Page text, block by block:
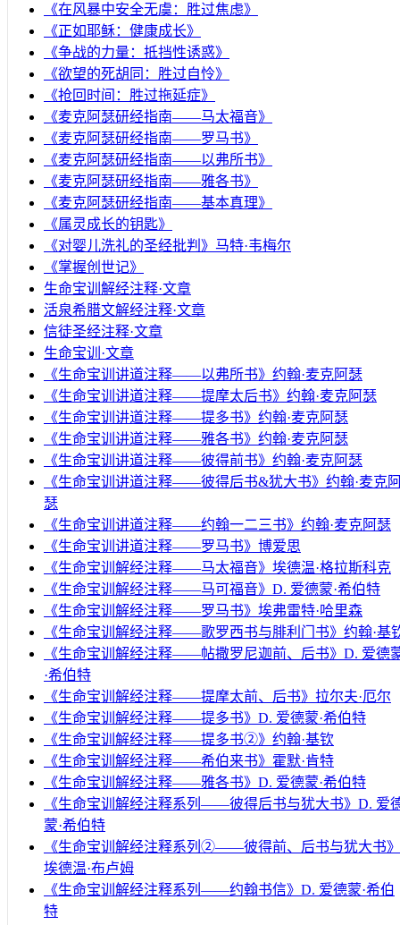
《在风暴中安全无虞：胜过焦虑》
《正如耶稣：健康成长》
《争战的力量：抵挡性诱惑》
《欲望的死胡同：胜过自怜》
《抢回时间：胜过拖延症》
《麦克阿瑟研经指南——马太福音》
《麦克阿瑟研经指南——罗马书》
《麦克阿瑟研经指南——以弗所书》
《麦克阿瑟研经指南——雅各书》
《麦克阿瑟研经指南——基本真理》
《属灵成长的钥匙》
《对婴儿洗礼的圣经批判》马特·韦梅尔
《掌握创世记》
生命宝训解经注释·文章
活泉希腊文解经注释·文章
信徒圣经注释·文章
生命宝训·文章
《生命宝训讲道注释——以弗所书》约翰·麦克阿瑟
《生命宝训讲道注释——提摩太后书》约翰·麦克阿瑟
《生命宝训讲道注释——提多书》约翰·麦克阿瑟
《生命宝训讲道注释——雅各书》约翰·麦克阿瑟
《生命宝训讲道注释——彼得前书》约翰·麦克阿瑟
《生命宝训讲道注释——彼得后书&犹大书》约翰·麦克
瑟
《生命宝训讲道注释——约翰一二三书》约翰·麦克阿瑟
《生命宝训讲道注释——罗马书》博爱思
《生命宝训解经注释——马太福音》埃德温·格拉斯科克
《生命宝训解经注释——马可福音》D. 爱德蒙·希伯特
《生命宝训解经注释——罗马书》埃弗雷特·哈里森
《生命宝训解经注释——歌罗西书与腓利门书》约翰·基
《生命宝训解经注释——帖撒罗尼迦前、后书》D. 爱德
·希伯特
《生命宝训解经注释——提摩太前、后书》拉尔夫·厄尔
《生命宝训解经注释——提多书》D. 爱德蒙·希伯特
《生命宝训解经注释——提多书②》约翰·基钦
《生命宝训解经注释——希伯来书》霍默·肯特
《生命宝训解经注释——雅各书》D. 爱德蒙·希伯特
《生命宝训解经注释系列——彼得后书与犹大书》D. 爱
蒙·希伯特
《生命宝训解经注释系列②——彼得前、后书与犹大书》
埃德温·布卢姆
《生命宝训解经注释系列——约翰书信》D. 爱德蒙·希伯
特